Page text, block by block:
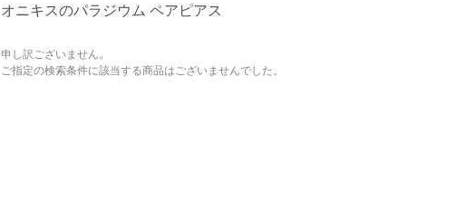
オニキスのパラジウム ペアピアス
申し訳ございません。
ご指定の検索条件に該当する商品はございませんでした。